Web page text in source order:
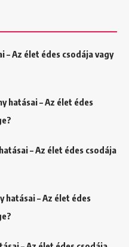
– Az élet édes csodája vagy
hatásai – Az élet édes
– Az élet édes csodája
hatásai – Az élet édes